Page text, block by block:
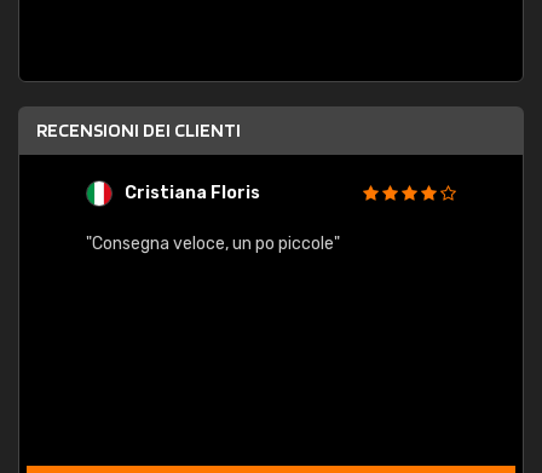
RECENSIONI DEI CLIENTI
Cristiana Floris
"Consegna veloce, un po piccole"